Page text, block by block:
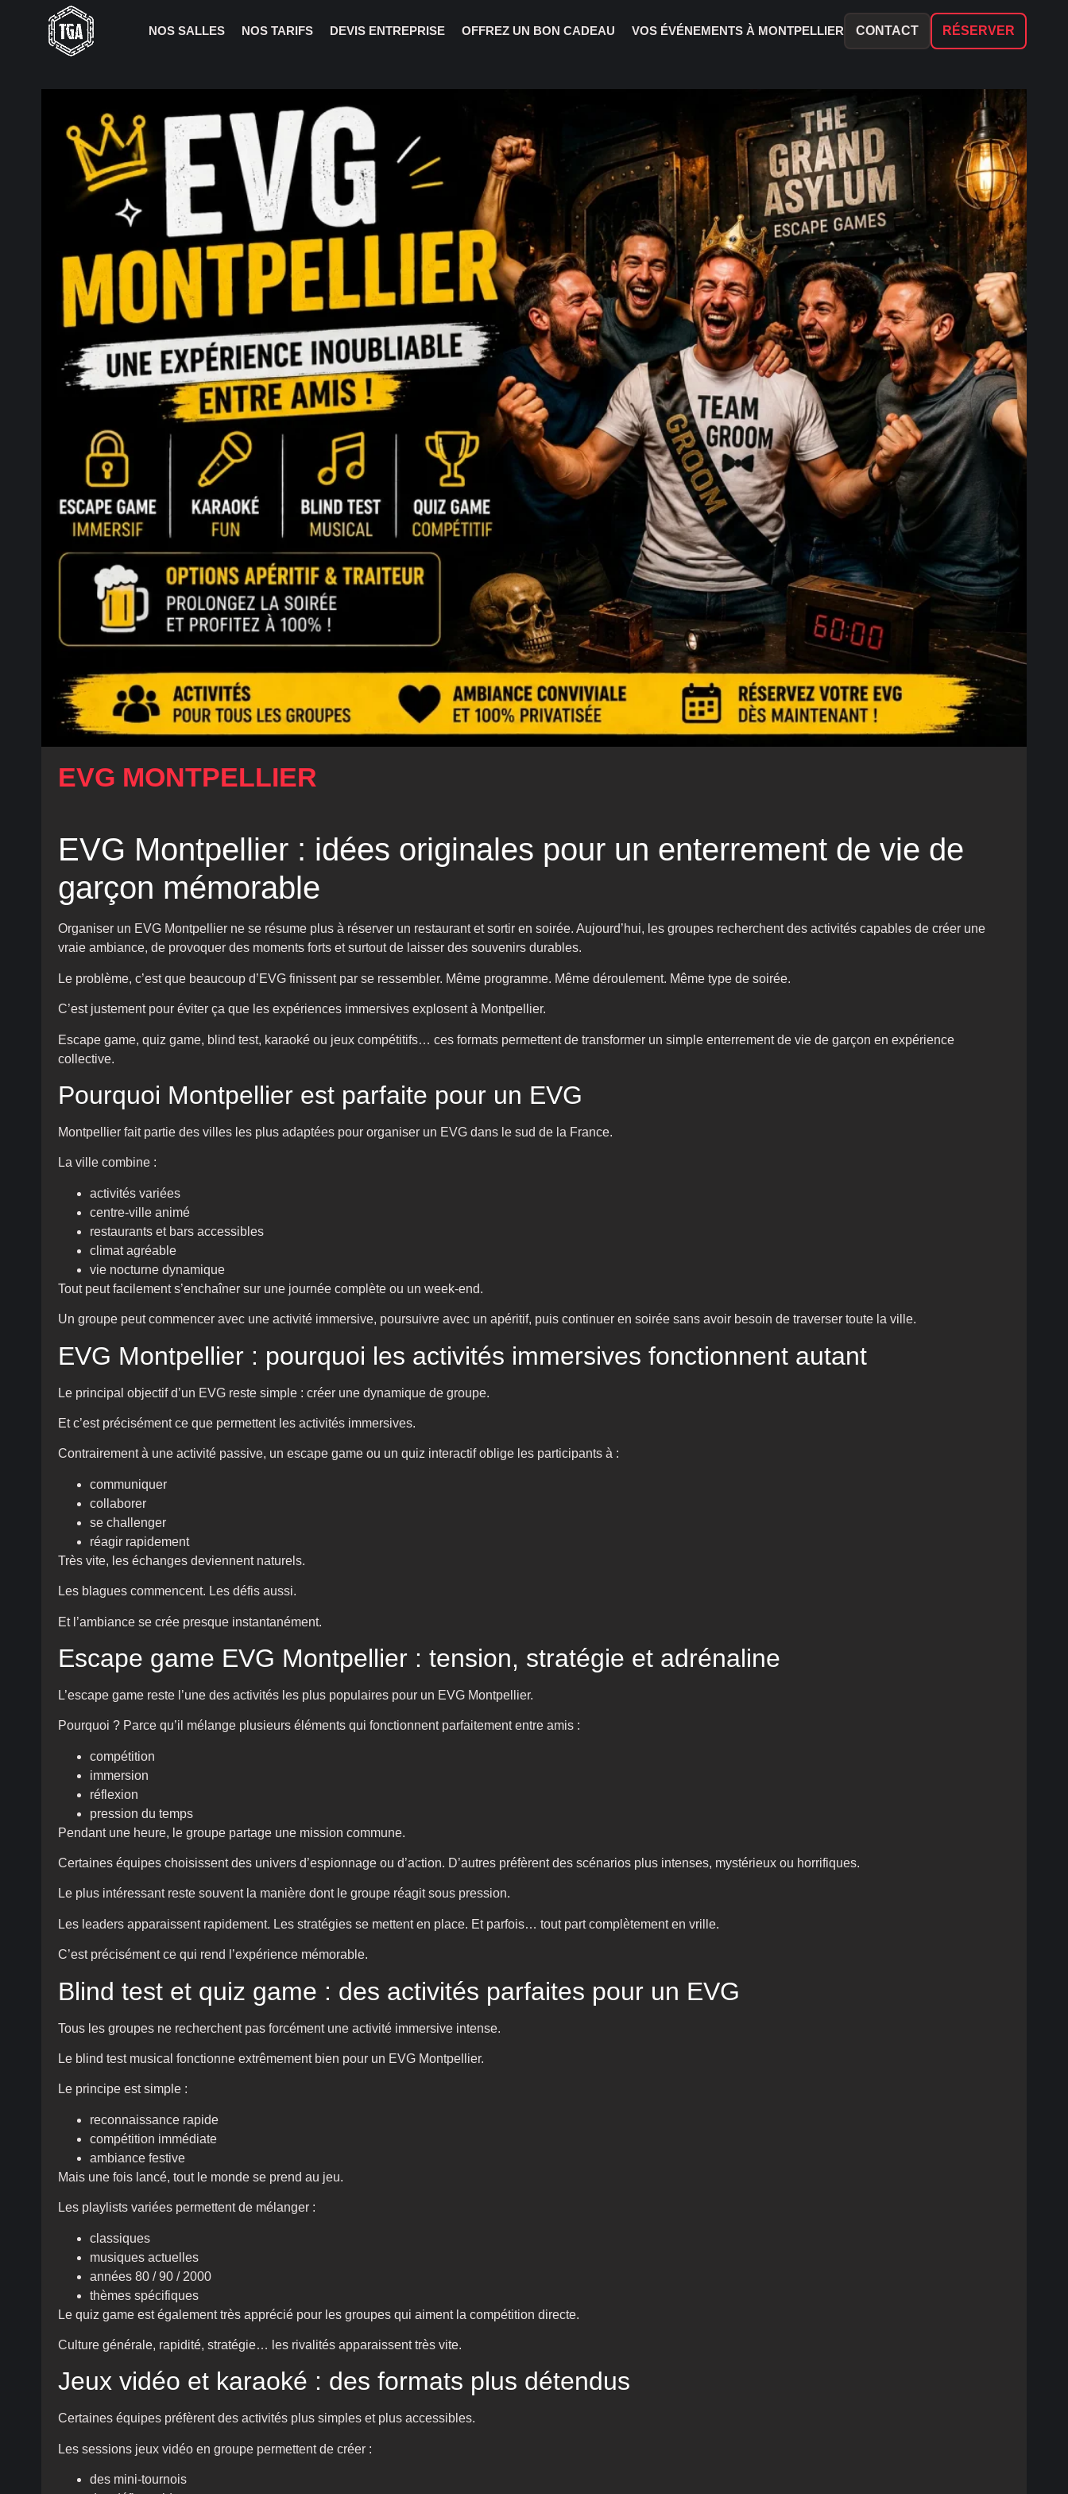
NOS SALLES NOS TARIFS DEVIS ENTREPRISE OFFREZ UN BON CADEAU VOS ÉVÉNEMENTS À MONTPELLIER CONTACT RÉSERVER
EVG MONTPELLIER
EVG Montpellier : idées originales pour un enterrement de vie de
garçon mémorable
Organiser un EVG Montpellier ne se résume plus à réserver un restaurant et sortir en soirée. Aujourd’hui, les groupes recherchent des activités capables de créer une
vraie ambiance, de provoquer des moments forts et surtout de laisser des souvenirs durables.
Le problème, c’est que beaucoup d’EVG finissent par se ressembler. Même programme. Même déroulement. Même type de soirée.
C’est justement pour éviter ça que les expériences immersives explosent à Montpellier.
Escape game, quiz game, blind test, karaoké ou jeux compétitifs… ces formats permettent de transformer un simple enterrement de vie de garçon en expérience
collective.
Pourquoi Montpellier est parfaite pour un EVG
Montpellier fait partie des villes les plus adaptées pour organiser un EVG dans le sud de la France.
La ville combine :
activités variées
centre-ville animé
restaurants et bars accessibles
climat agréable
vie nocturne dynamique
Tout peut facilement s’enchaîner sur une journée complète ou un week-end.
Un groupe peut commencer avec une activité immersive, poursuivre avec un apéritif, puis continuer en soirée sans avoir besoin de traverser toute la ville.
EVG Montpellier : pourquoi les activités immersives fonctionnent autant
Le principal objectif d’un EVG reste simple : créer une dynamique de groupe.
Et c’est précisément ce que permettent les activités immersives.
Contrairement à une activité passive, un escape game ou un quiz interactif oblige les participants à :
communiquer
collaborer
se challenger
réagir rapidement
Très vite, les échanges deviennent naturels.
Les blagues commencent. Les défis aussi.
Et l’ambiance se crée presque instantanément.
Escape game EVG Montpellier : tension, stratégie et adrénaline
L’escape game reste l’une des activités les plus populaires pour un EVG Montpellier.
Pourquoi ? Parce qu’il mélange plusieurs éléments qui fonctionnent parfaitement entre amis :
compétition
immersion
réflexion
pression du temps
Pendant une heure, le groupe partage une mission commune.
Certaines équipes choisissent des univers d’espionnage ou d’action. D’autres préfèrent des scénarios plus intenses, mystérieux ou horrifiques.
Le plus intéressant reste souvent la manière dont le groupe réagit sous pression.
Les leaders apparaissent rapidement. Les stratégies se mettent en place. Et parfois… tout part complètement en vrille.
C’est précisément ce qui rend l’expérience mémorable.
Blind test et quiz game : des activités parfaites pour un EVG
Tous les groupes ne recherchent pas forcément une activité immersive intense.
Le blind test musical fonctionne extrêmement bien pour un EVG Montpellier.
Le principe est simple :
reconnaissance rapide
compétition immédiate
ambiance festive
Mais une fois lancé, tout le monde se prend au jeu.
Les playlists variées permettent de mélanger :
classiques
musiques actuelles
années 80 / 90 / 2000
thèmes spécifiques
Le quiz game est également très apprécié pour les groupes qui aiment la compétition directe.
Culture générale, rapidité, stratégie… les rivalités apparaissent très vite.
Jeux vidéo et karaoké : des formats plus détendus
Certaines équipes préfèrent des activités plus simples et plus accessibles.
Les sessions jeux vidéo en groupe permettent de créer :
des mini-tournois